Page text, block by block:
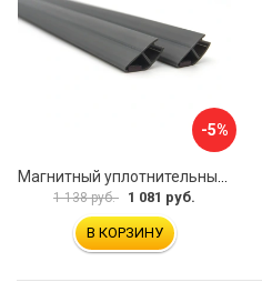
-5%
1 138 руб. 1 081 руб.
В КОРЗИНУ